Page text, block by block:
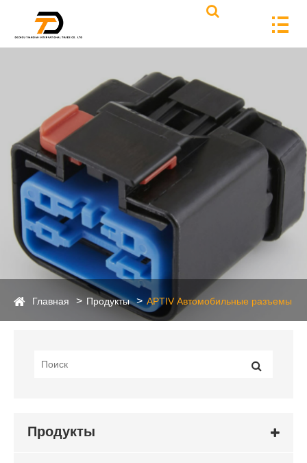
Главная Продукты APTIV Автомобильные разъемы
Продукты